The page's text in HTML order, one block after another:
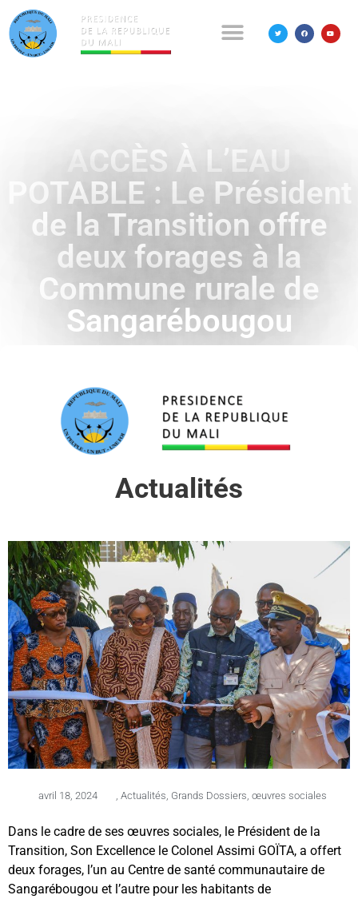
ACCÈS À L’EAU
POTABLE : Le Président
de la Transition offre
deux forages à la
Commune rurale de
Sangarébougou
Actualités
avril 18, 2024 Actualités Grands Dossiers œuvres sociales
Dans le cadre de ses œuvres sociales, le Président de la
Transition, Son Excellence le Colonel Assimi GOÏTA, a offert
deux forages, l’un au Centre de santé communautaire de
Sangarébougou et l’autre pour les habitants de